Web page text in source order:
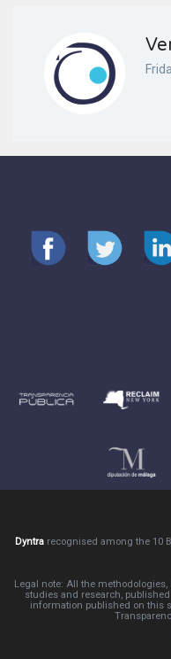
Dyntra recognised among the 10
Legal note: All the
studies and research,
information published on this